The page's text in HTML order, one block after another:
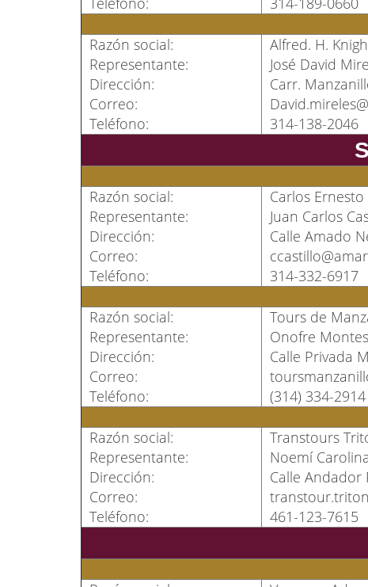
Razón social:
Representante:
Dirección:
Correo:
Teléfono:
Alfred. H.
José David
Carr.
314-138-2046
Razón social:
Representante:
Dirección:
Correo:
Teléfono:
Carlos
Juan Carlos
Calle Amado
314-332-6917
Razón social:
Representante:
Dirección:
Correo:
Teléfono:
Tours de
Onofre
Calle Privada
(314) 334-2914
Razón social:
Representante:
Dirección:
Correo:
Teléfono:
Transtours
Noemí
Calle Andador
461-123-7615